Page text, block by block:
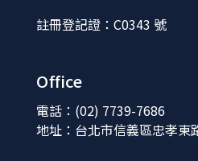
註冊登記證：C0343 號
Office
電話：(02) 7739-7686
地址：台北市信義區忠孝東